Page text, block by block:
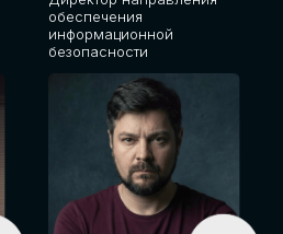
обеспечения
информационной
безопасности